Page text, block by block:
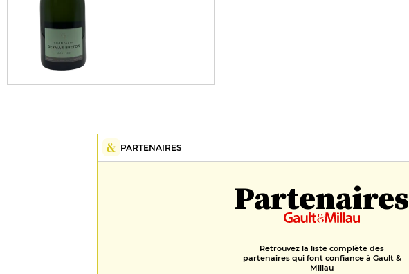
PARTENAIRES
Partenaires
Retrouvez la liste complète des
partenaires qui font confiance à Gault &
Millau